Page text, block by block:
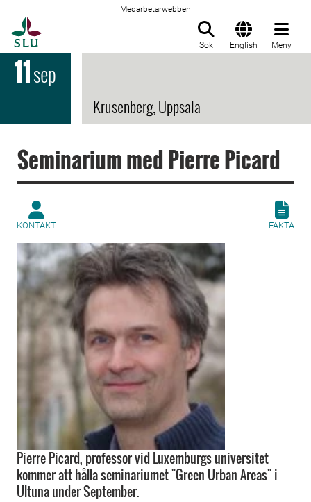
Medarbetarwebben
Sök English Meny
11sep
Krusenberg, Uppsala
Seminarium med Pierre Picard
KONTAKT FAKTA
Pierre Picard, professor vid Luxemburgs universitet
kommer att hålla seminariumet "Green Urban Areas" i
Ultuna under September.